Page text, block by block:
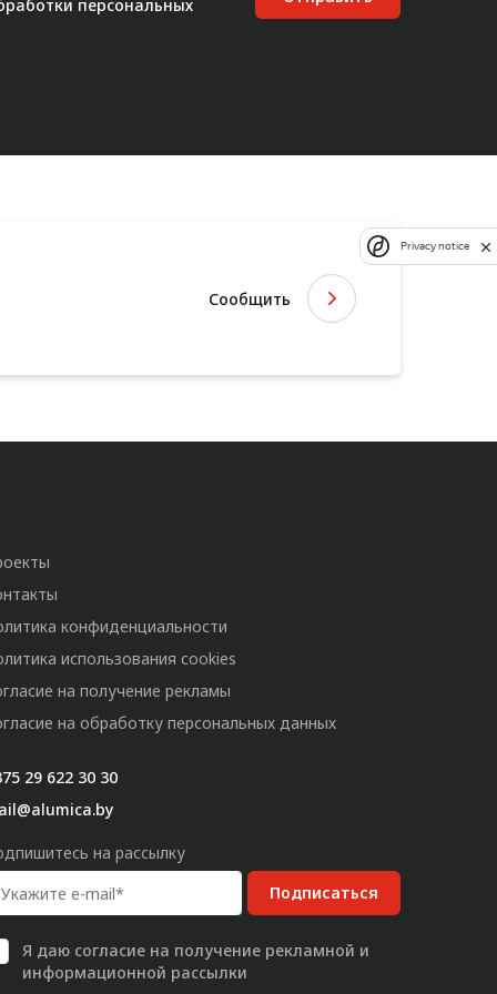
персональных
Сообщить
конфиденциальности
использования cookies
на получение рекламы
на обработку персональных данных
29 622 30 30
на рассылку
Подписаться
Я даю согласие на получение рекламной и
информационной рассылки
Privacy notice